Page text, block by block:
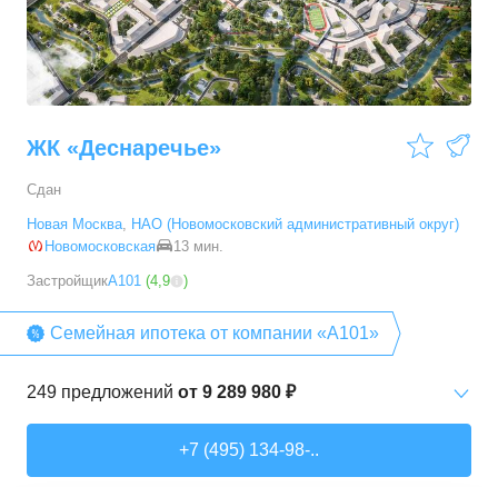
3-комн. кв. от9 786 520 ₽
54,28–88,2м² 19 предложений
ЖК «Деснаречье»
Сдан
Новая Москва, НАО (Новомосковский административный округ)
Новомосковская
13 мин.
ЗастройщикА101 (4,9 )
Семейная ипотека от компании «А101»
249 предложений от 9 289 980 ₽
+7 (495) 134-98-..